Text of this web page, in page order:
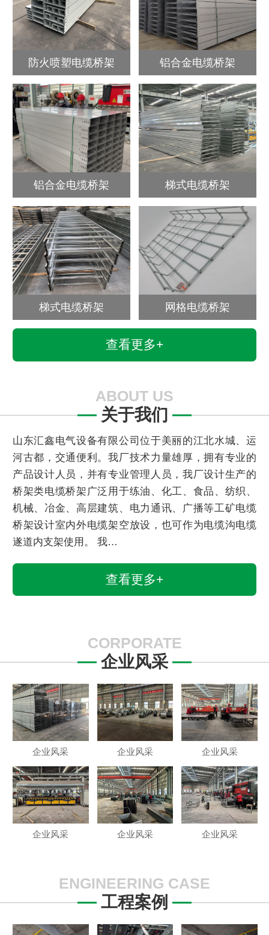
防火喷塑电缆桥架 铝合金电缆桥架
铝合金电缆桥架 梯式电缆桥架
梯式电缆桥架 网格电缆桥架
查看更多+
ABOUT US
关于我们
山东汇鑫电气设备有限公司位于美丽的江北水城、运
河古都，交通便利。我厂技术力量雄厚，拥有专业的
产品设计人员，并有专业管理人员，我厂设计生产的
桥架类电缆桥架广泛用于练油、化工、食品、纺织、
机械、冶金、高层建筑、电力通讯、广播等工矿电缆
桥架设计室内外电缆架空放设，也可作为电缆沟电缆
遂道内支架使用。 我…
查看更多+
CORPORATE
企业风采
企业风采 企业风采 企业风采
企业风采 企业风采 企业风采
ENGINEERING CASE
工程案例